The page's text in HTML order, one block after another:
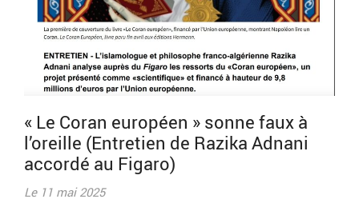
« Le Coran européen » sonne faux à
l’oreille (Entretien de Razika Adnani
accordé au Figaro)
Le 11 mai 2025